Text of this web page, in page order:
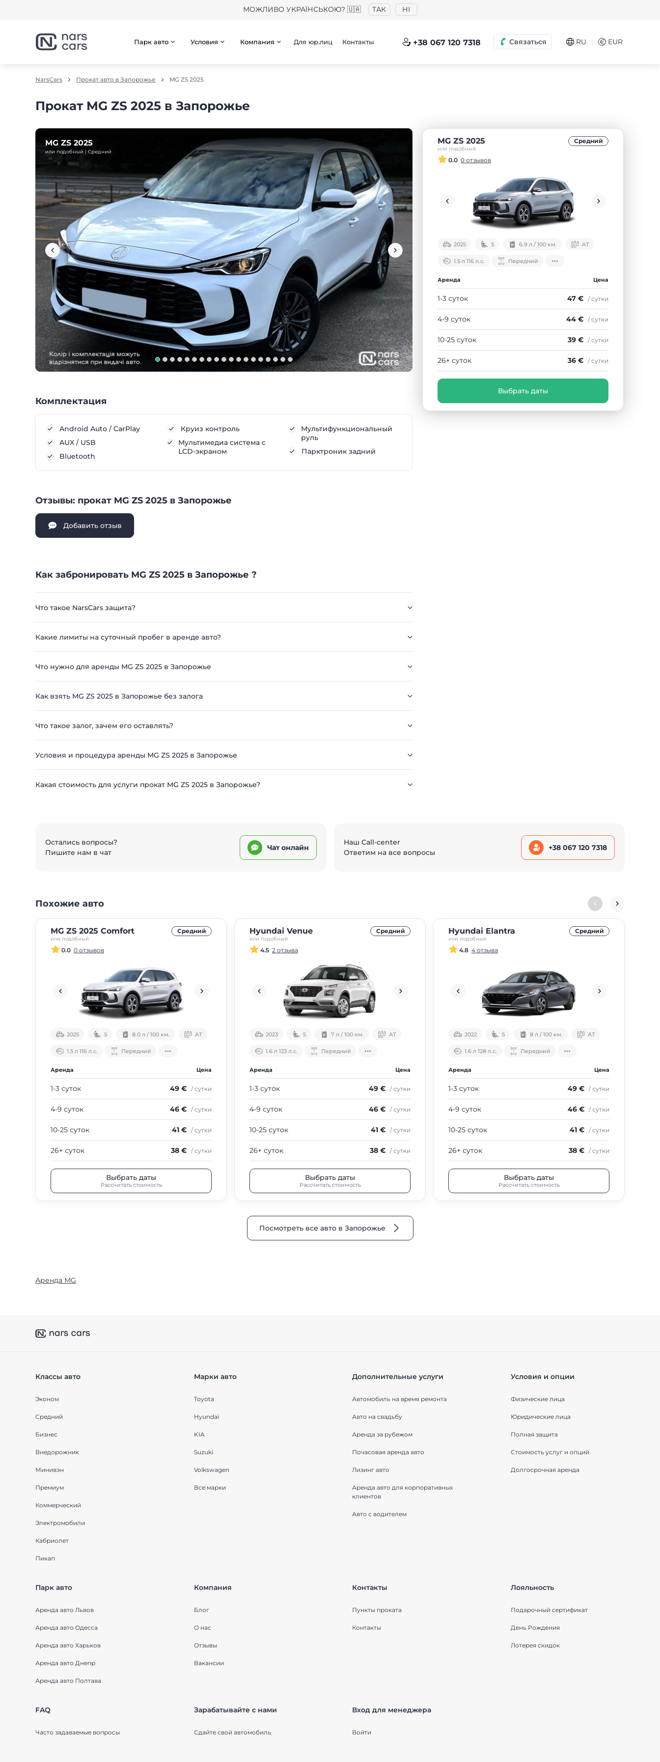
МОЖЛИВО УКРАЇНСЬКОЮ? 🇺🇦 ТАК НІ
Парк авто Условия Компания Для юр.лиц Контакты +38 067 120 7318 Связаться RU € EUR
NarsCars Прокат авто в Запорожье MG ZS 2025
Прокат MG ZS 2025 в Запорожье
MG ZS 2025
или подобный | Средний
Комплектация
Android Auto / CarPlay
AUX / USB
Bluetooth
Круиз контроль
Мультимедиа система с
LCD-экраном
Мультифункциональный
руль
Парктроник задний
Отзывы: прокат MG ZS 2025 в Запорожье
Добавить отзыв
Как забронировать MG ZS 2025 в Запорожье ?
Что такое NarsCars защита?
Какие лимиты на суточный пробег в аренде авто?
Что нужно для аренды MG ZS 2025 в Запорожье
Как взять MG ZS 2025 в Запорожье без залога
Что такое залог, зачем его оставлять?
Условия и процедура аренды MG ZS 2025 в Запорожье
Какая стоимость для услуги прокат MG ZS 2025 в Запорожье?
MG ZS 2025
или подобный
Средний
0.0 0 отзывов
2025 5 6.9 л / 100 км. АТ
1.5 л 116 л.с. Передний
Аренда Цена
1-3 суток 47 € / сутки
4-9 суток 44 € / сутки
10-25 суток 39 € / сутки
26+ суток 36 € / сутки
Выбрать даты
Остались вопросы?
Пишите нам в чат
Чат онлайн
Наш Call-center
Ответим на все вопросы
+38 067 120 7318
Похожие авто
MG ZS 2025 Comfort
или подобный
Средний
0.0 0 отзывов
2025 5 8.0 л / 100 км. АТ
1.5 л 116 л.с. Передний
Аренда Цена
1-3 суток 49 € / сутки
4-9 суток 46 € / сутки
10-25 суток 41 € / сутки
26+ суток 38 € / сутки
Выбрать даты
Рассчитать стоимость
Hyundai Venue
или подобный
Средний
4.5 2 отзыва
2023 5 7 л / 100 км. АТ
1.6 л 123 л.с. Передний
Аренда Цена
1-3 суток 49 € / сутки
4-9 суток 46 € / сутки
10-25 суток 41 € / сутки
26+ суток 38 € / сутки
Выбрать даты
Рассчитать стоимость
Hyundai Elantra
или подобный
Средний
4.8 4 отзыва
2022 5 8 л / 100 км. АТ
1.6 л 128 л.с. Передний
Аренда Цена
1-3 суток 49 € / сутки
4-9 суток 46 € / сутки
10-25 суток 41 € / сутки
26+ суток 38 € / сутки
Выбрать даты
Рассчитать стоимость
Посмотреть все авто в Запорожье
Аренда MG
Классы авто
Эконом
Средний
Бизнес
Внедорожник
Минивэн
Премиум
Коммерческий
Электромобили
Кабриолет
Пикап
Марки авто
Toyota
Hyundai
KIA
Suzuki
Volkswagen
Все марки
Дополнительные услуги
Автомобиль на время ремонта
Авто на свадьбу
Аренда за рубежом
Почасовая аренда авто
Лизинг авто
Аренда авто для корпоративных
клиентов
Авто с водителем
Условия и опции
Физические лица
Юридические лица
Полная защита
Стоимость услуг и опций
Долгосрочная аренда
Парк авто
Аренда авто Львов
Аренда авто Одесса
Аренда авто Харьков
Аренда авто Днепр
Аренда авто Полтава
Компания
Блог
О нас
Отзывы
Вакансии
Контакты
Пункты проката
Контакты
Лояльность
Подарочный сертификат
День Рождения
Лотерея скидок
FAQ
Часто задаваемые вопросы
Зарабатывайте с нами
Сдайте свой автомобиль
Вход для менеджера
Войти